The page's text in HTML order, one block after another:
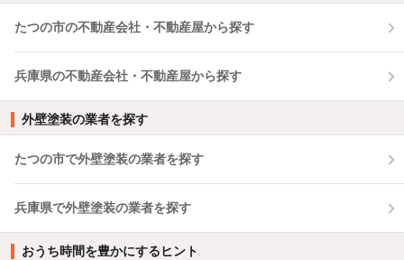
たつの市の不動産会社・不動産屋から探す
兵庫県の不動産会社・不動産屋から探す
外壁塗装の業者を探す
たつの市で外壁塗装の業者を探す
兵庫県で外壁塗装の業者を探す
おうち時間を豊かにするヒント